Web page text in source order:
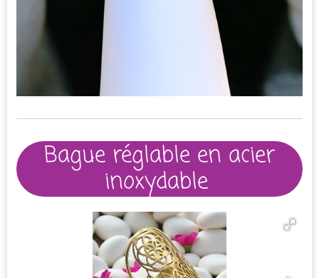
Bague réglable en acier
inoxydable